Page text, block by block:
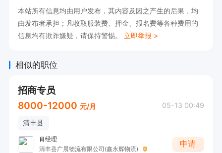
本站所有信息均由用户发布，其内容及因之产生的后果，均
由发布者承担；凡收取服装费、押金、报名费等各种费用的
信息均有欺诈嫌疑，请保持警惕。 立即举报 >
相似的职位
招商专员
8000-12000 元/月 05-13 00:49
清丰县
肖经理
清丰县广晨物流有限公司(鑫永辉物流)
申请